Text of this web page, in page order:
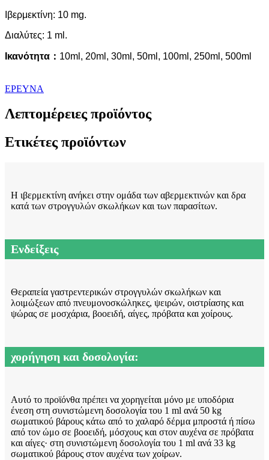
Ιβερμεκτίνη: 10 mg.
Διαλύτες: 1 ml.
Ικανότητα ： 10ml, 20ml, 30ml, 50ml, 100ml, 250ml, 500ml
ΕΡΕΥΝΑ
Λεπτομέρειες προϊόντος
Ετικέτες προϊόντων
Η ιβερμεκτίνη ανήκει στην ομάδα των αβερμεκτινών και δρα
κατά των στρογγυλών σκωλήκων και των παρασίτων.
Ενδείξεις
Θεραπεία γαστρεντερικών στρογγυλών σκωλήκων και
λοιμώξεων από πνευμονοσκώληκες, ψειρών, οιστρίασης και
ψώρας σε μοσχάρια, βοοειδή, αίγες, πρόβατα και χοίρους.
χορήγηση και δοσολογία:
Αυτό το προϊόνθα πρέπει να χορηγείται μόνο με υποδόρια
ένεση στη συνιστώμενη δοσολογία του 1 ml ανά 50 kg
σωματικού βάρους κάτω από το χαλαρό δέρμα μπροστά ή πίσω
από τον ώμο σε βοοειδή, μόσχους και στον αυχένα σε πρόβατα
και αίγες· στη συνιστώμενη δοσολογία του 1 ml ανά 33 kg
σωματικού βάρους στον αυχένα των χοίρων.